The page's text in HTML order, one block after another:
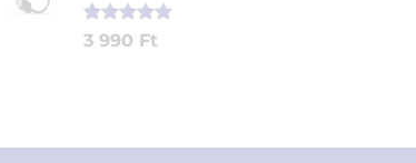
290 Ft.
Értékelés
1
3 990 Ft